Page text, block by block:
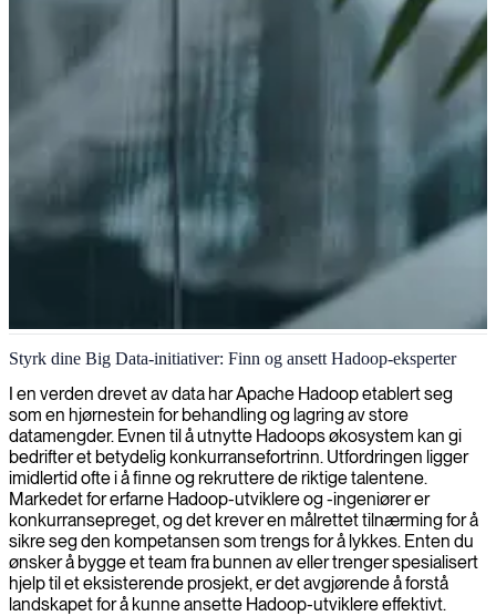
Hadoop administrasjon og optimalisering
Vi leverer eksperter innen Hadoop som utmerker seg i
administrasjon, optimalisering og forvaltning av storskala
distribuerte datainfrastrukturer for dine big data-behov.
Styrk dine Big Data-initiativer: Finn og ansett Hadoop-eksperter
I en verden drevet av data har Apache Hadoop etablert seg
som en hjørnestein for behandling og lagring av store
datamengder. Evnen til å utnytte Hadoops økosystem kan gi
bedrifter et betydelig konkurransefortrinn. Utfordringen ligger
imidlertid ofte i å finne og rekruttere de riktige talentene.
Markedet for erfarne Hadoop-utviklere og -ingeniører er
konkurransepreget, og det krever en målrettet tilnærming for å
sikre seg den kompetansen som trengs for å lykkes. Enten du
ønsker å bygge et team fra bunnen av eller trenger spesialisert
hjelp til et eksisterende prosjekt, er det avgjørende å forstå
landskapet for å kunne ansette Hadoop-utviklere effektivt.